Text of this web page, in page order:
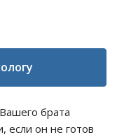
брата
если он не готов